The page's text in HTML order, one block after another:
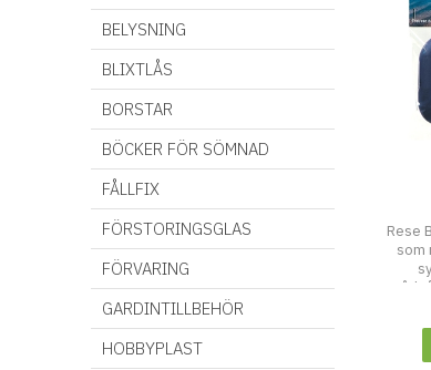
BELYSNING
BLIXTLÅS
BORSTAR
BÖCKER FÖR SÖMNAD
FÅLLFIX
FÖRSTORINGSGLAS
FÖRVARING
GARDINTILLBEHÖR
HOBBYPLAST
Rese
som
av